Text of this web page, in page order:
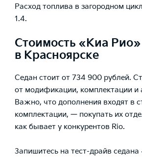
Расход топлива в загородном
1.4.
Стоимость «Киа Рио»
в Красноярске
Седан стоит от 734 900 рублей.
от модификации, комплектации и
Важно, что дополнения входят в
комплектации, — покупать их
как бывает у конкурентов Rio.
Запишитесь на тест-драйв